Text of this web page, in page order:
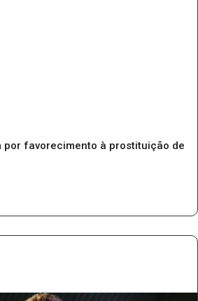
por favorecimento à prostituição de